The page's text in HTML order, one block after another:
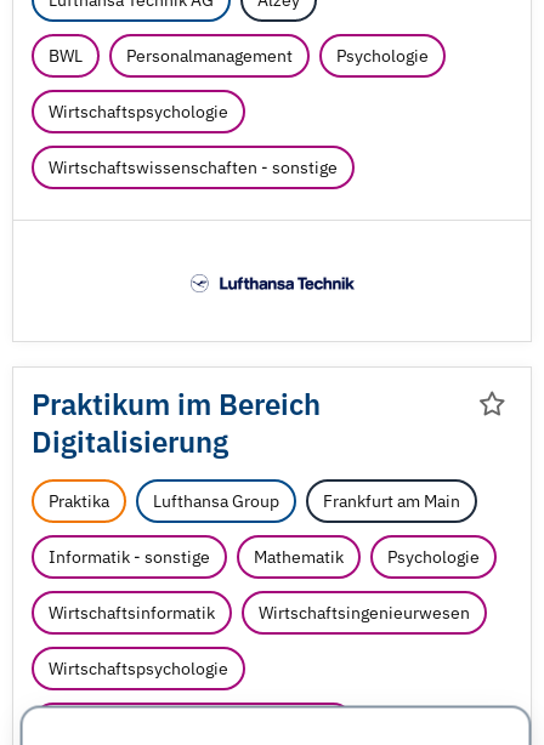
BWL Personalmanagement Psychologie
Wirtschaftspsychologie
Wirtschaftswissenschaften - sonstige
Praktikum im Bereich
Digitalisierung
Praktika Lufthansa Group Frankfurt am Main
Informatik - sonstige Mathematik Psychologie
Wirtschaftsinformatik Wirtschaftsingenieurwesen
Wirtschaftspsychologie